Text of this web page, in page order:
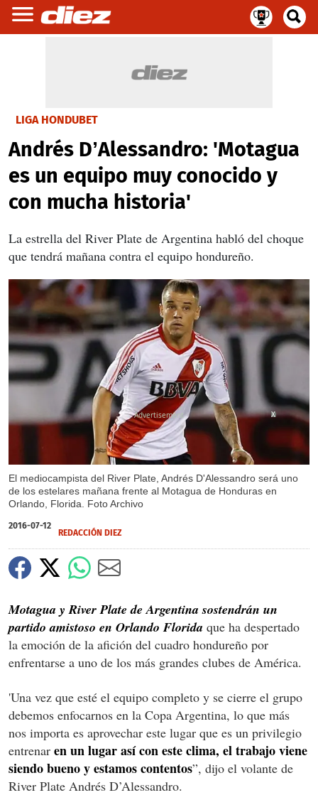
LIGA HONDUBET
Andrés D’Alessandro: 'Motagua
es un equipo muy conocido y
con mucha historia'
La estrella del River Plate de Argentina habló del choque
que tendrá mañana contra el equipo hondureño.
El mediocampista del River Plate, Andrés D'Alessandro será uno
de los estelares mañana frente al Motagua de Honduras en
Orlando, Florida. Foto Archivo
X
2016-07-12
REDACCIÓN DIEZ
Motagua y River Plate de Argentina sostendrán un
partido amistoso en Orlando Florida que ha despertado
la emoción de la afición del cuadro hondureño por
enfrentarse a uno de los más grandes clubes de América.
'Una vez que esté el equipo completo y se cierre el grupo
debemos enfocarnos en la Copa Argentina, lo que más
nos importa es aprovechar este lugar que es un privilegio
entrenar en un lugar así con este clima, el trabajo viene
siendo bueno y estamos contentos”, dijo el volante de
River Plate Andrés D’Alessandro.